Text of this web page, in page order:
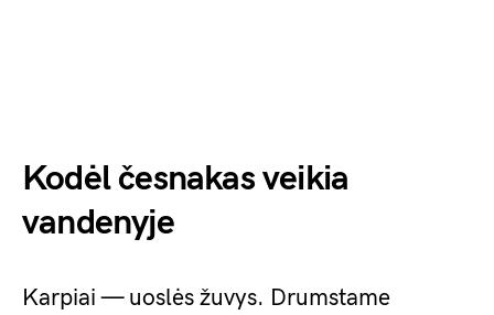
Kodėl česnakas veikia
vandenyje
Karpiai — uoslės žuvys. Drumstame